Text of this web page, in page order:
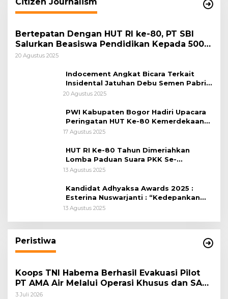
Bertepatan Dengan HUT RI ke-80, PT SBI
Salurkan Beasiswa Pendidikan Kepada 500
Pelajar
20 Agustus 2025
Indocement Angkat Bicara Terkait
Insidental Jatuhan Debu Semen Pabrik
Citeureup
20 Agustus 2025
PWI Kabupaten Bogor Hadiri Upacara
Peringatan HUT Ke-80 Kemerdekaan
RI, di Lapangan Tegar Beriman
17 Agustus 2025
HUT RI Ke-80 Tahun Dimeriahkan
Lomba Paduan Suara PKK Se-
Kabupaten Bogor
13 Agustus 2025
Kandidat Adhyaksa Awards 2025 :
Esterina Nuswarjanti : “Kedepankan
Keadilan Restoratif Wujudkan
13 Agustus 2025
Peristiwa
Koops TNI Habema Berhasil Evakuasi Pilot
PT AMA Air Melalui Operasi Khusus dan SAR
Taktis
3 Juli 2026